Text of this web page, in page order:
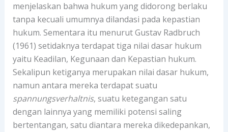
menjelaskan bahwa hukum yang didorong berlaku
tanpa kecuali umumnya dilandasi pada kepastian
hukum. Sementara itu menurut Gustav Radbruch
(1961) setidaknya terdapat tiga nilai dasar hukum
yaitu Keadilan, Kegunaan dan Kepastian hukum.
Sekalipun ketiganya merupakan nilai dasar hukum,
namun antara mereka terdapat suatu
spannungsverhaltnis, suatu ketegangan satu
dengan lainnya yang memiliki potensi saling
bertentangan, satu diantara mereka dikedepankan,